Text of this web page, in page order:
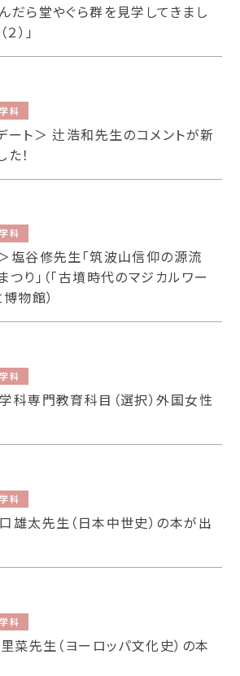
だら堂やぐら群を見学してきまし
）」
科
ート＞ 辻浩和先生のコメントが新
！
科
塩谷修先生「筑波山信仰の源流
り」（「古墳時代のマジカルワー
物館）
科
科専門教育科目（選択）外国女性
科
雄太先生（日本中世史）の本が出
科
菜先生（ヨーロッパ文化史）の本